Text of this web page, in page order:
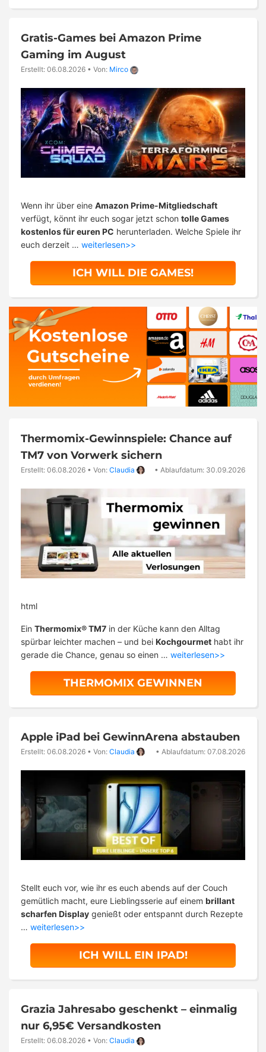
Gratis-Games bei Amazon Prime
Gaming im August
Erstellt: 06.08.2026 • Von: Mirco
Wenn ihr über eine Amazon Prime-Mitgliedschaft
verfügt, könnt ihr euch sogar jetzt schon tolle Games
kostenlos für euren PC herunterladen. Welche Spiele ihr
euch derzeit … weiterlesen>>
ICH WILL DIE GAMES!
Thermomix-Gewinnspiele: Chance auf
TM7 von Vorwerk sichern
Erstellt: 06.08.2026 • Von: Claudia • Ablaufdatum: 30.09.2026
html
Ein Thermomix® TM7 in der Küche kann den Alltag
spürbar leichter machen – und bei Kochgourmet habt ihr
gerade die Chance, genau so einen … weiterlesen>>
THERMOMIX GEWINNEN
Apple iPad bei GewinnArena abstauben
Erstellt: 06.08.2026 • Von: Claudia • Ablaufdatum: 07.08.2026
Stellt euch vor, wie ihr es euch abends auf der Couch
gemütlich macht, eure Lieblingsserie auf einem brillant
scharfen Display genießt oder entspannt durch Rezepte
… weiterlesen>>
ICH WILL EIN IPAD!
Grazia Jahresabo geschenkt – einmalig
nur 6,95€ Versandkosten
Erstellt: 06.08.2026 • Von: Claudia